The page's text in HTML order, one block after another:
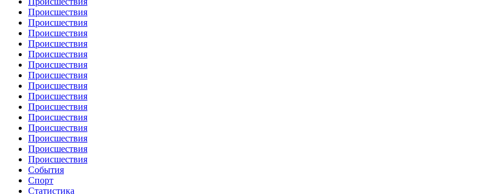
Происшествия
Происшествия
Происшествия
Происшествия
Происшествия
Происшествия
Происшествия
Происшествия
Происшествия
Происшествия
Происшествия
Происшествия
Происшествия
Происшествия
Происшествия
События
Спорт
Статистика